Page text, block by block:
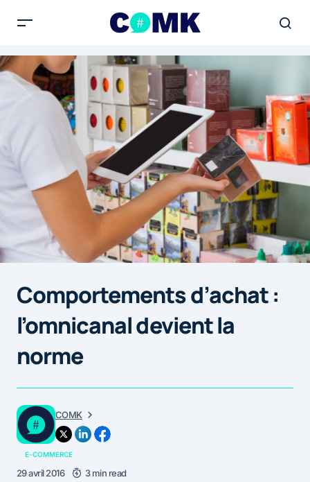
Comportements d’achat :
l’omnicanal devient la
norme
COMK
E-COMMERCE
29 avril 2016 3 min read